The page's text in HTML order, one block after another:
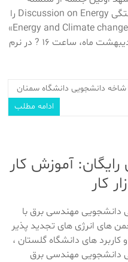
جلسات هفتگی Discussion on Energy را
با موضوع «Energy and Climate change»
برگزار می کند. زمان: پنجشنبه، ۲ اردیبهشت ماه، ساعت ۱۶ ? در نرم
شاخه دانشجویی دانشگاه سمنان
ادامه مطلب
آموزش کار
کار
دانشجویی مهندسی برق با
های انرژی های تجدید پذیر
کاربرد های دانشگاه گلستان ،
دانشجویی مهندسی برق